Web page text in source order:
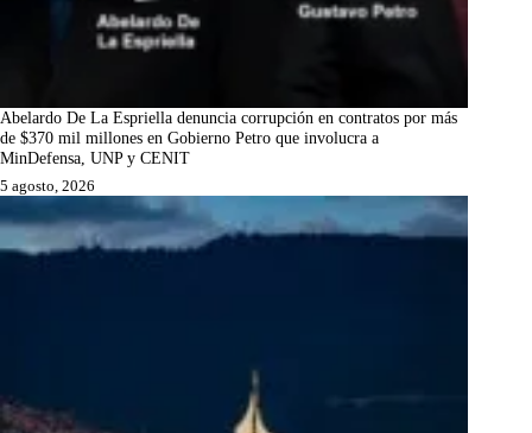
Abelardo De La Espriella denuncia corrupción en contratos por más
de $370 mil millones en Gobierno Petro que involucra a
MinDefensa, UNP y CENIT
5 agosto, 2026